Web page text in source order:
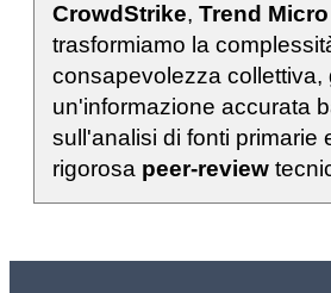
CrowdStrike, Trend Micro
trasformiamo la
consapevolezza collettiva,
un'informazione accurata
sull'analisi di fonti primarie
rigorosa peer-review